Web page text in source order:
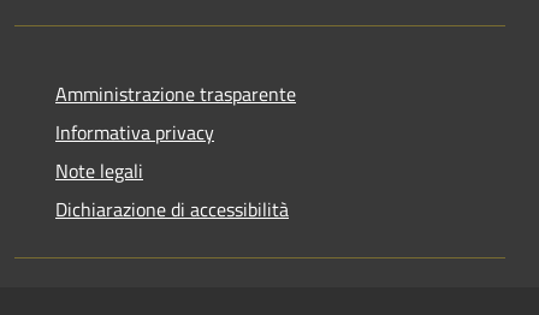
Amministrazione trasparente
Informativa privacy
Note legali
Dichiarazione di accessibilità